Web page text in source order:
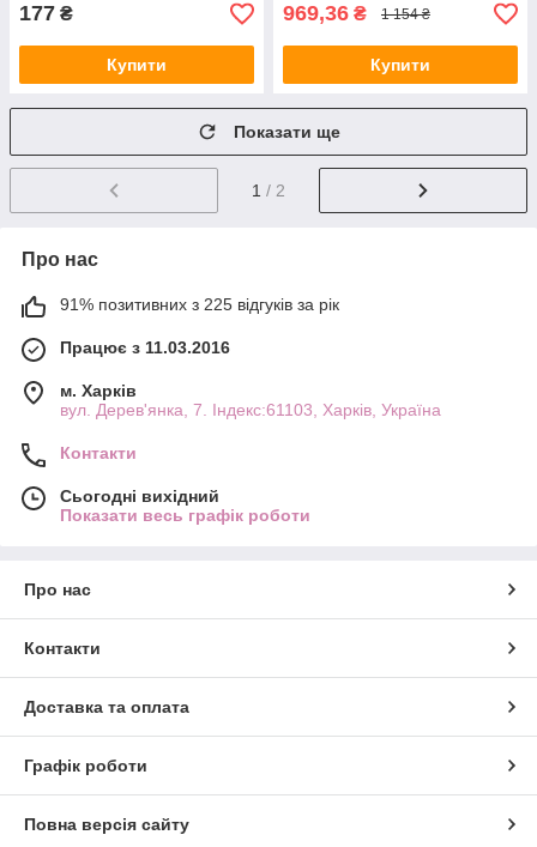
177 ₴
Купити
969,36 ₴ 1 154 ₴
Купити
Показати ще
1 / 2
Про нас
91% позитивних з 225 відгуків за рік
Працює з 11.03.2016
м. Харків
вул. Дерев'янка, 7. Індекс:61103, Харків, Україна
Контакти
Сьогодні вихідний
Показати весь графік роботи
Про нас
Контакти
Доставка та оплата
Графік роботи
Повна версія сайту